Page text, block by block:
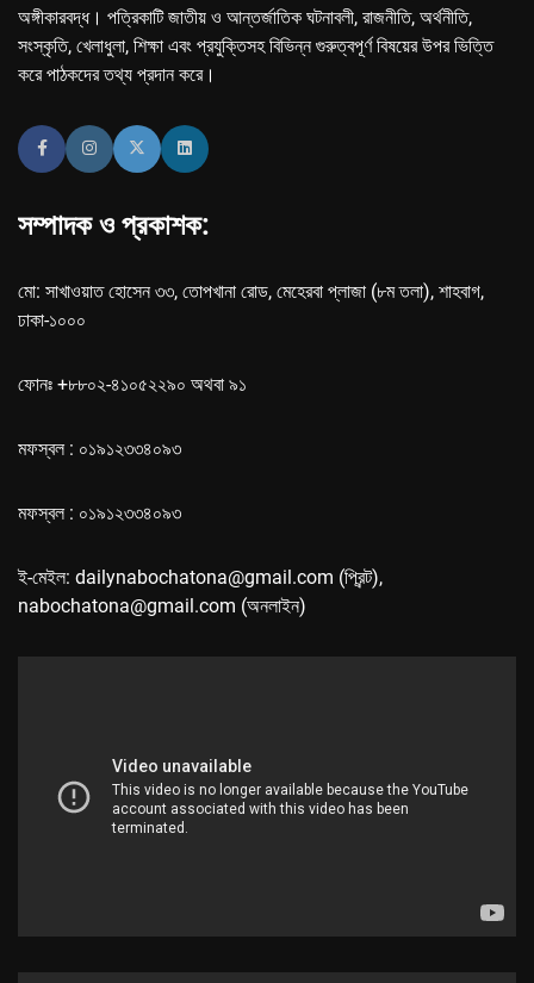
অঙ্গীকারবদ্ধ। পত্রিকাটি জাতীয় ও আন্তর্জাতিক ঘটনাবলী, রাজনীতি, অর্থনীতি,
সংস্কৃতি, খেলাধুলা, শিক্ষা এবং প্রযুক্তিসহ বিভিন্ন গুরুত্বপূর্ণ বিষয়ের উপর ভিত্তি
করে পাঠকদের তথ্য প্রদান করে।
সম্পাদক ও প্রকাশক:
মো: সাখাওয়াত হোসেন ৩৩, তোপখানা রোড, মেহেরবা প্লাজা (৮ম তলা), শাহবাগ,
ঢাকা-১০০০
ফোনঃ +৮৮০২-৪১০৫২২৯০ অথবা ৯১
মফস্বল : ০১৯১২৩৩৪০৯৩
মফস্বল : ০১৯১২৩৩৪০৯৩
ই-মেইল: dailynabochatona@gmail.com (প্রিন্ট),
nabochatona@gmail.com (অনলাইন)